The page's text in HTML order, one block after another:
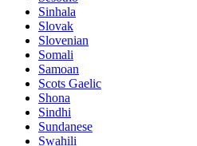
Sinhala
Slovak
Slovenian
Somali
Samoan
Scots Gaelic
Shona
Sindhi
Sundanese
Swahili